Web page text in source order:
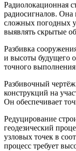
Радиолокационная
радиосигналов. Она
сложных погодных
выявлять скрытые
Разбивка
и высоты будущего
точного
Разбивочный
конструкций на
Он обеспечивает
Редуцирование
геодезический
узловых точек в
процесс требует